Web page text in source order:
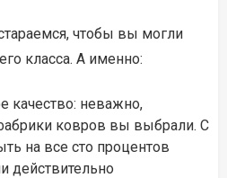
чтобы вы могли
класса. А именно:
качество: неважно,
ковров вы выбрали. С
на все сто процентов
действительно